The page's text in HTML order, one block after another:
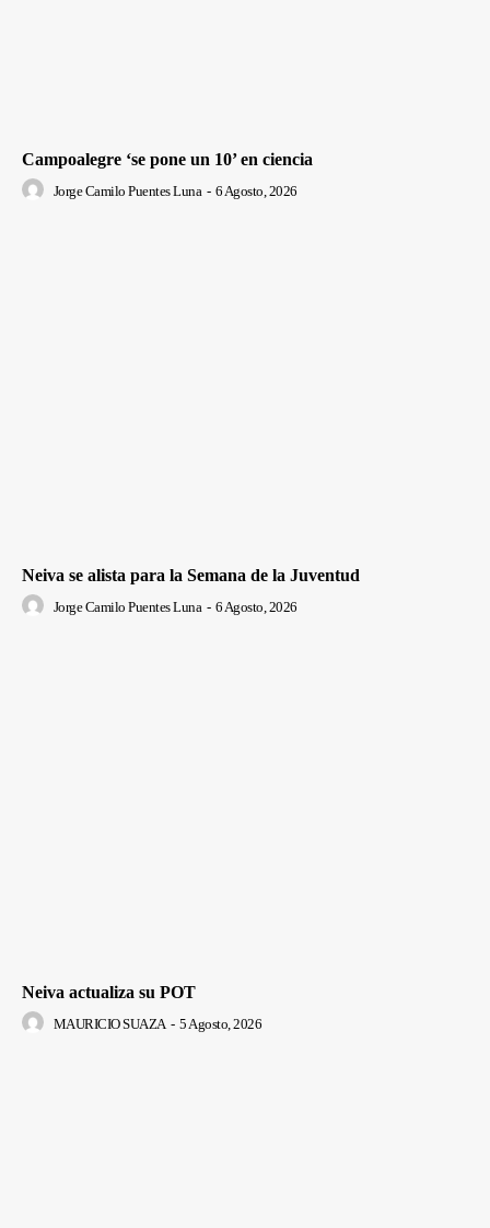
Campoalegre ‘se pone un 10’ en ciencia
Jorge Camilo Puentes Luna - 6 Agosto, 2026
Neiva se alista para la Semana de la Juventud
Jorge Camilo Puentes Luna - 6 Agosto, 2026
Neiva actualiza su POT
MAURICIO SUAZA - 5 Agosto, 2026